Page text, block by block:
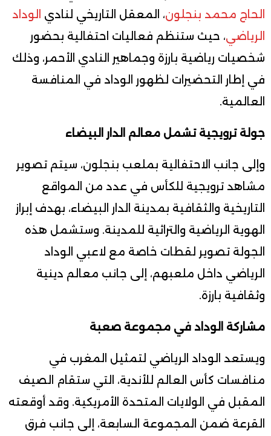
الحاج محمد بنجلون، المعقل التاريخي لنادي الوداد
الرياضي، حيث ستنظم فعاليات احتفالية بحضور
شخصيات رياضية بارزة وجماهير النادي الأحمر، وذلك
في إطار التحضيرات لظهور الوداد في المنافسة
العالمية.
جولة ترويجية تشمل معالم الدار البيضاء
وإلى جانب الاحتفالية بملعب بنجلون، سيتم تصوير
مشاهد ترويجية للكأس في عدد من المواقع
التاريخية والثقافية بمدينة الدار البيضاء، بهدف إبراز
الهوية الرياضية والتراثية للمدينة. وستشمل هذه
الجولة تصوير لقطات خاصة مع لاعبي الوداد
الرياضي داخل ملعبهم، إلى جانب معالم دينية
وثقافية بارزة.
مشاركة الوداد في مجموعة صعبة
ويستعد الوداد الرياضي لتمثيل المغرب في
منافسات كأس العالم للأندية، التي ستقام الصيف
المقبل في الولايات المتحدة الأمريكية. وقد أوقعته
القرعة ضمن المجموعة السابعة، إلى جانب فرق